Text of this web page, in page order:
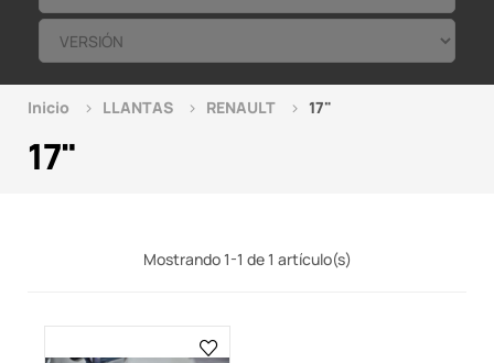
17"
Inicio LLANTAS RENAULT 17"
Mostrando 1-1 de 1 artículo(s)